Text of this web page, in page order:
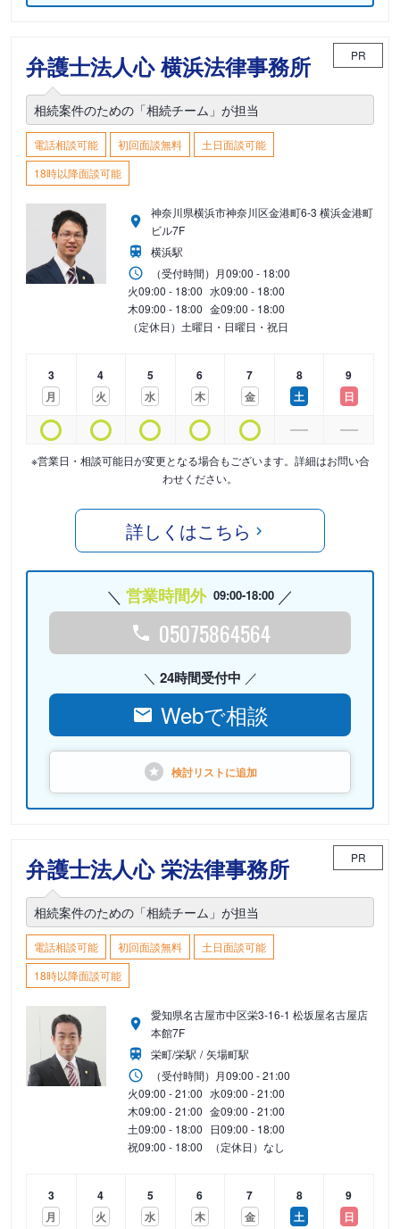
弁護士法人心 横浜法律事務所 PR
相続案件のための「相続チーム」が担当
電話相談可能 初回面談無料
土日面談可能
18時以降面談可能
神奈川県横浜市神奈川区金港町6-3 横浜金港町
ビル7F
横浜駅
（受付時間） 月09:00 - 18:00
火09:00 - 18:00 水09:00 - 18:00
木09:00 - 18:00 金09:00 - 18:00
（定休日）土曜日・日曜日・祝日
3
月
4
火
5
水
6
木
7
金
8
土
9
日
※営業日・相談可能日が変更となる場合もございます。詳細はお問い合
わせください。
詳しくはこちら
営業時間外 09:00-18:00
05075864564
24時間受付中
Webで相談
検討リストに追加
弁護士法人心 栄法律事務所 PR
相続案件のための「相続チーム」が担当
電話相談可能 初回面談無料
土日面談可能
18時以降面談可能
愛知県名古屋市中区栄3-16-1 松坂屋名古屋店
本館7F
栄町/栄駅
矢場町駅
（受付時間） 月09:00 - 21:00
火09:00 - 21:00 水09:00 - 21:00
木09:00 - 21:00 金09:00 - 21:00
土09:00 - 18:00 日09:00 - 18:00
祝09:00 - 18:00 （定休日）なし
3
月
4
火
5
水
6
木
7
金
8
土
9
日